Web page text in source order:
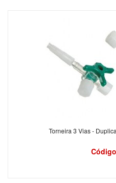
Torneira 3 Vias -